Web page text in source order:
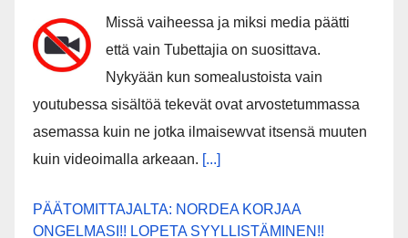
Missä vaiheessa ja miksi media päätti
että vain Tubettajia on suosittava.
Nykyään kun somealustoista vain
youtubessa sisältöä tekevät ovat arvostetummassa
asemassa kuin ne jotka ilmaisewvat itsensä muuten
kuin videoimalla arkeaan. [...]
PÄÄTOMITTAJALTA: NORDEA KORJAA
ONGELMASI!! LOPETA SYYLLISTÄMINEN!!